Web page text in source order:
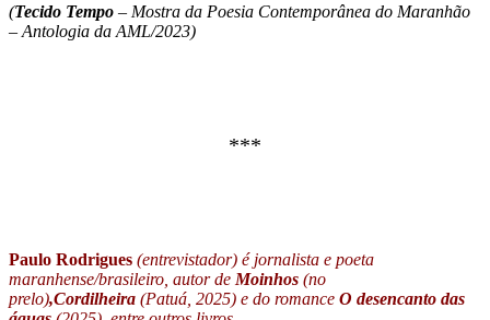
(Tecido Tempo – Mostra da Poesia Contemporânea do Maranhão
– Antologia da AML/2023)
***
Paulo Rodrigues (entrevistador) é jornalista e poeta
maranhense/brasileiro, autor de Moinhos (no
prelo),Cordilheira (Patuá, 2025) e do romance O desencanto das